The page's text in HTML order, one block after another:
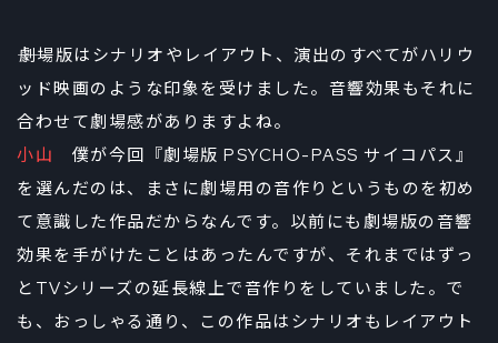
――劇場版はシナリオやレイアウト、演出のすべてがハリウ
ッド映画のような印象を受けました。音響効果もそれに
合わせて劇場感がありますよね。
小山 僕が今回『劇場版 PSYCHO-PASS サイコパス』
を選んだのは、まさに劇場用の音作りというものを初め
て意識した作品だからなんです。以前にも劇場版の音響
効果を手がけたことはあったんですが、それまではずっ
とTVシリーズの延長線上で音作りをしていました。で
も、おっしゃる通り、この作品はシナリオもレイアウト